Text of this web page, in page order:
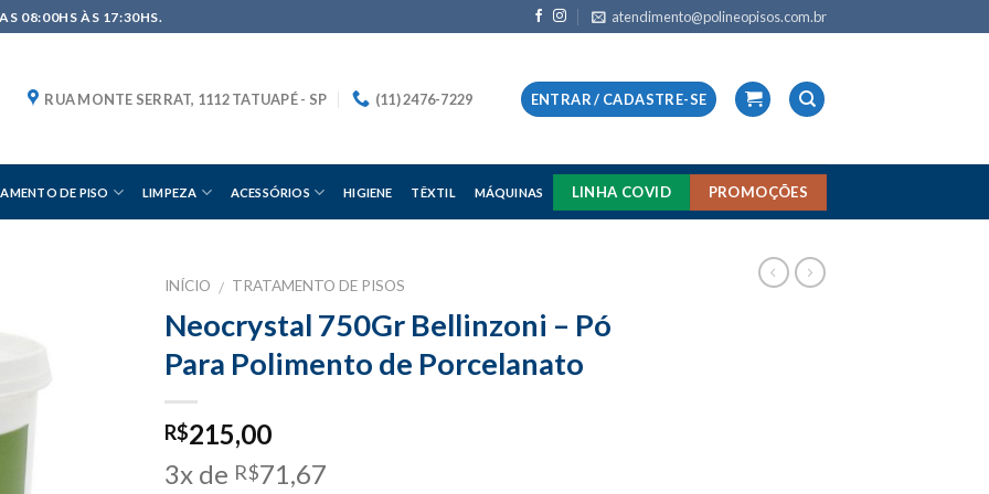
08:00HS ÀS 17:30HS. atendimento@polineopisos.com.br
RUA MONTE SERRAT, 1112 TATUAPÉ - SP (11) 2476-7229 ENTRAR / CADASTRE-SE
DE PISO LIMPEZA ACESSÓRIOS HIGIENE TÊXTIL MÁQUINAS LINHA COVID PROMOÇÕES
INÍCIO / TRATAMENTO DE PISOS
Neocrystal 750Gr Bellinzoni – Pó
Para Polimento de Porcelanato
R$215,00
3x de R$71,67